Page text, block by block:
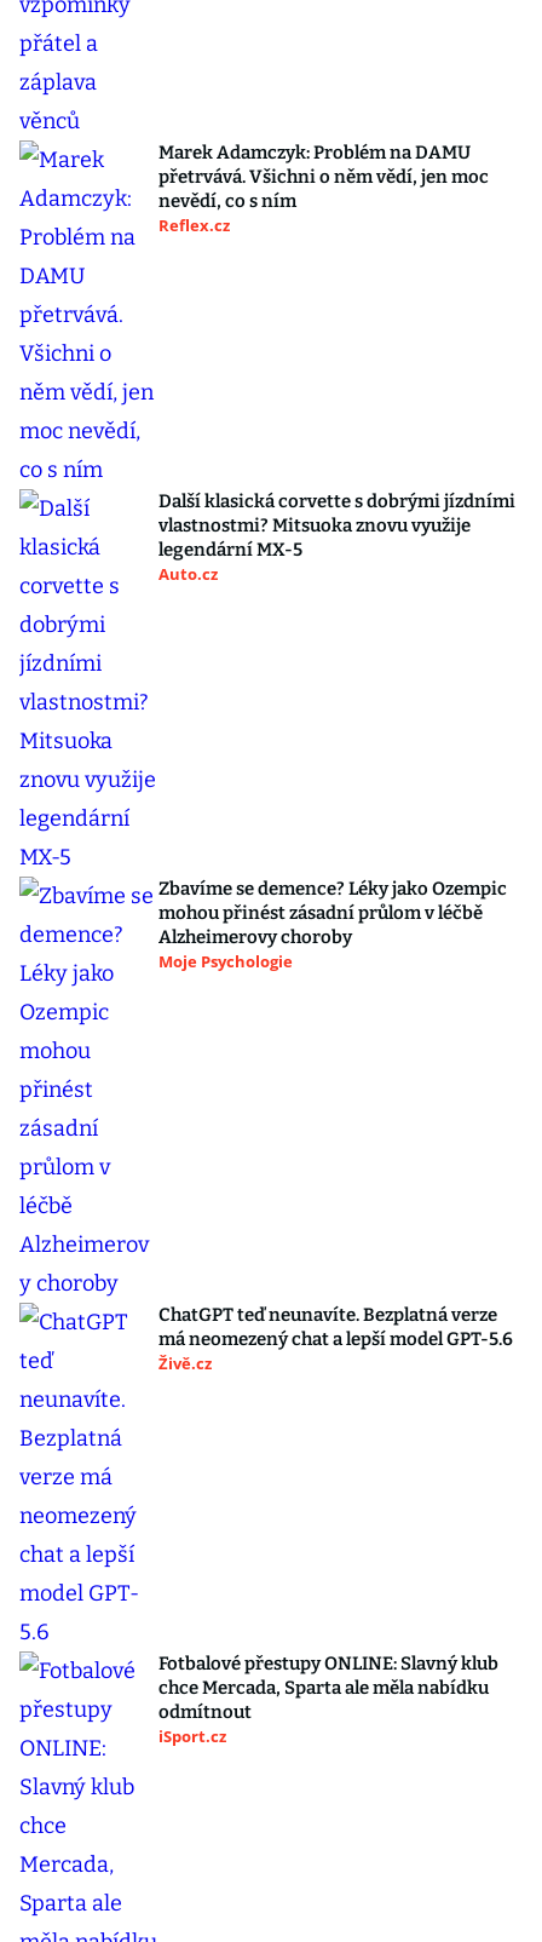
Marek Adamczyk: Problém na DAMU
přetrvává. Všichni o něm vědí, jen moc
nevědí, co s ním
Reflex.cz
Další klasická corvette s dobrými jízdními
vlastnostmi? Mitsuoka znovu využije
legendární MX-5
Auto.cz
Zbavíme se demence? Léky jako Ozempic
mohou přinést zásadní průlom v léčbě
Alzheimerovy choroby
Moje Psychologie
ChatGPT teď neunavíte. Bezplatná verze
má neomezený chat a lepší model GPT-5.6
Živě.cz
Fotbalové přestupy ONLINE: Slavný klub
chce Mercada, Sparta ale měla nabídku
odmítnout
iSport.cz